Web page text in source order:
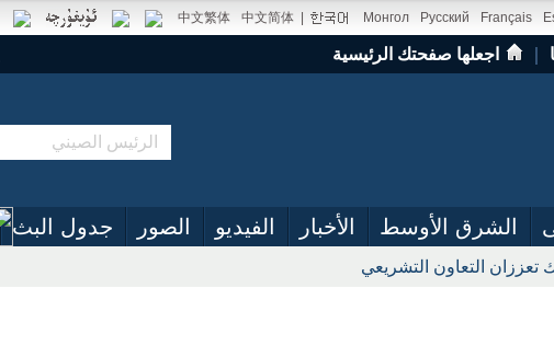
Français
Русский
Монгол
中文简体
中文繁体
اجعلها صفحتك الرئيسية
الشرق الأوسط الأخبار الفيديو الصور جدول البث
تعززان التعاون التشريعي